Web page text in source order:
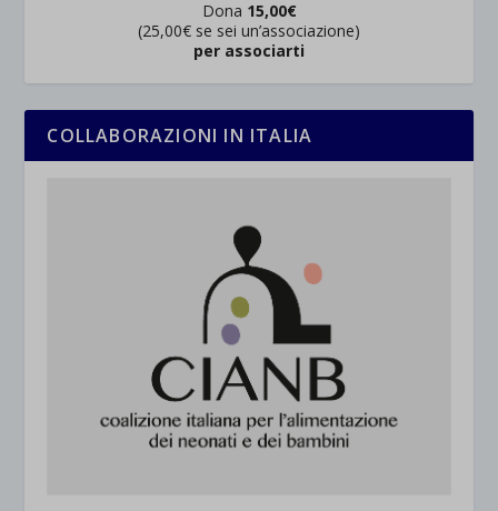
Dona 15,00€
(25,00€ se sei un’associazione)
per associarti
COLLABORAZIONI IN ITALIA